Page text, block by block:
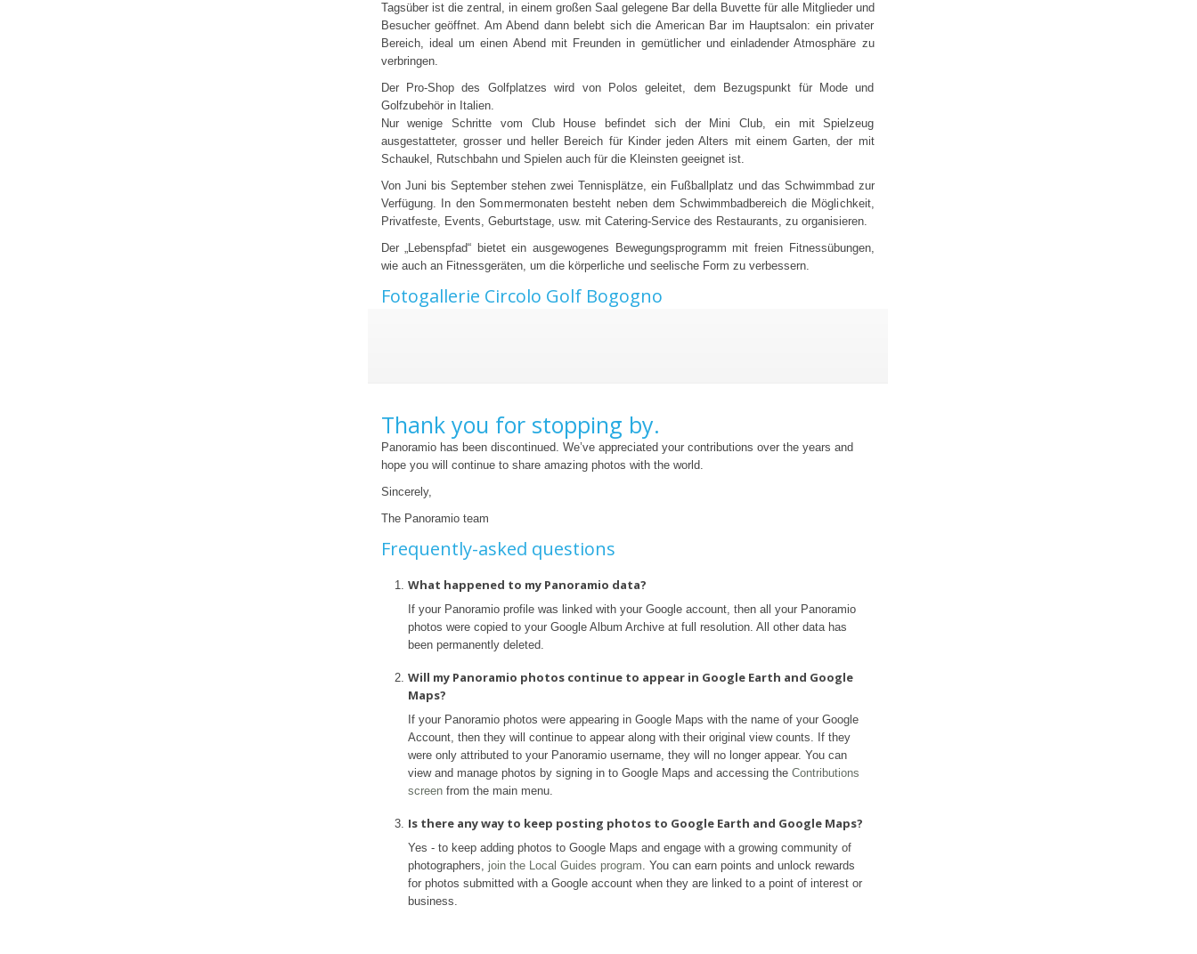
Tagsüber ist die zentral, in einem großen Saal gelegene Bar della Buvette für alle Mitglieder und
Besucher geöffnet. Am Abend dann belebt sich die American Bar im Hauptsalon: ein privater
Bereich, ideal um einen Abend mit Freunden in gemütlicher und einladender Atmosphäre zu
verbringen.
Der Pro-Shop des Golfplatzes wird von Polos geleitet, dem Bezugspunkt für Mode und
Golfzubehör in Italien.
Nur wenige Schritte vom Club House befindet sich der Mini Club, ein mit Spielzeug
ausgestatteter, grosser und heller Bereich für Kinder jeden Alters mit einem Garten, der mit
Schaukel, Rutschbahn und Spielen auch für die Kleinsten geeignet ist.
Von Juni bis September stehen zwei Tennisplätze, ein Fußballplatz und das Schwimmbad zur
Verfügung. In den Sommermonaten besteht neben dem Schwimmbadbereich die Möglichkeit,
Privatfeste, Events, Geburtstage, usw. mit Catering-Service des Restaurants, zu organisieren.
Der „Lebenspfad“ bietet ein ausgewogenes Bewegungsprogramm mit freien Fitnessübungen,
wie auch an Fitnessgeräten, um die körperliche und seelische Form zu verbessern.
Fotogallerie Circolo Golf Bogogno
Thank you for stopping by.
Panoramio has been discontinued. We’ve appreciated your contributions over the years and
hope you will continue to share amazing photos with the world.
Sincerely,
The Panoramio team
Frequently-asked questions
What happened to my Panoramio data?
If your Panoramio profile was linked with your Google account, then all your Panoramio
photos were copied to your Google Album Archive at full resolution. All other data has
been permanently deleted.
Will my Panoramio photos continue to appear in Google Earth and Google
Maps?
If your Panoramio photos were appearing in Google Maps with the name of your Google
Account, then they will continue to appear along with their original view counts. If they
were only attributed to your Panoramio username, they will no longer appear. You can
view and manage photos by signing in to Google Maps and accessing the Contributions
screenfrom the main menu.
Is there any way to keep posting photos to Google Earth and Google Maps?
Yes - to keep adding photos to Google Maps and engage with a growing community of
photographers, join the Local Guides program. You can earn points and unlock rewards
for photos submitted with a Google account when they are linked to a point of interest or
business.